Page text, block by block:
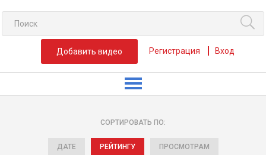
Добавить видео Регистрация Вход
СОРТИРОВАТЬ ПО:
ДАТЕ РЕЙТИНГУ ПРОСМОТРАМ